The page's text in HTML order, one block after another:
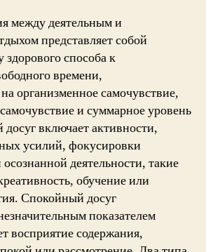
между деятельным и
представляет собой
способа к
времени,
организменное самочувствие,
и суммарное уровень
включает активности,
усилий, фокусировки
деятельности, такие
обучение или
Спокойный досуг
показателем
восприятие содержания,